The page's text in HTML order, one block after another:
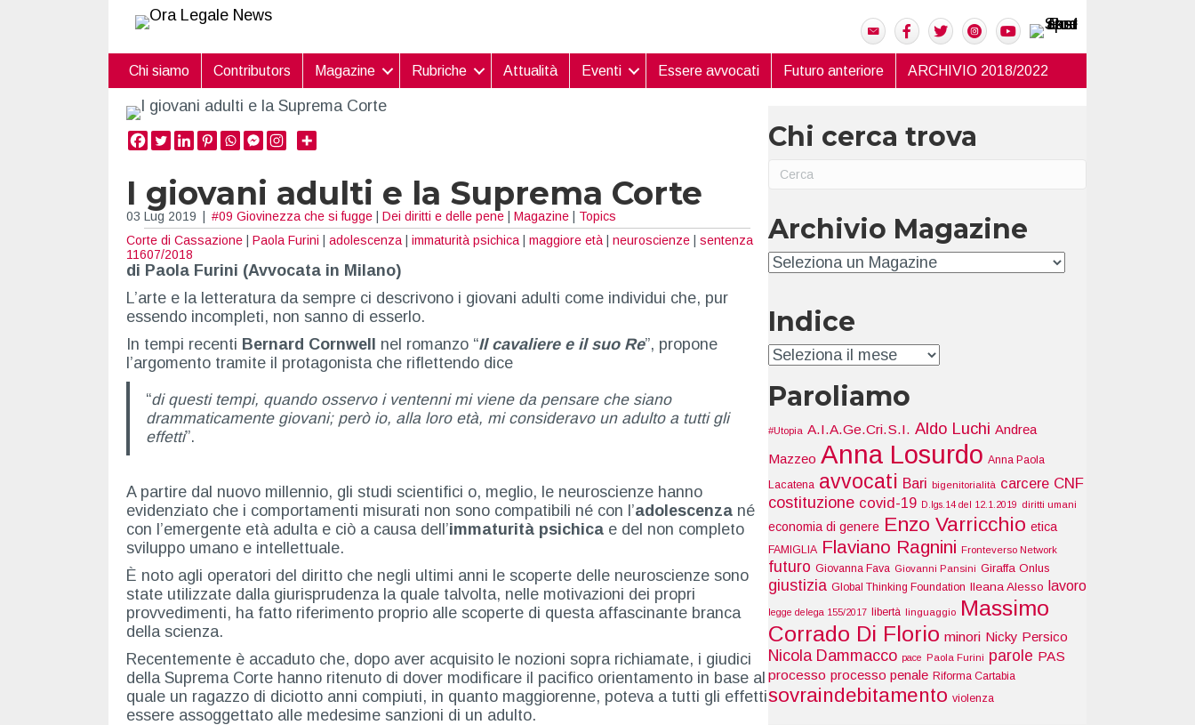
Chi siamo Contributors Magazine Rubriche Attualità Eventi Essere avvocati Futuro anteriore ARCHIVIO 2018/2022
I giovani adulti e la Suprema Corte
03 Lug 2019 #09 Giovinezza che si fugge Dei diritti e delle pene Magazine
Topics
Corte di Cassazione
Paola Furini adolescenza| immaturità psichica| maggiore età| neuroscienze
sentenza
11607/2018
di Paola Furini (Avvocata in Milano)
L’arte e la letteratura da sempre ci descrivono i giovani adulti come individui che, pur
essendo incompleti, non sanno di esserlo.
In tempi recenti Bernard Cornwell nel romanzo “Il cavaliere e il suo Re”, propone
l’argomento tramite il protagonista che riflettendo dice
“di questi tempi, quando osservo i ventenni mi viene da pensare che siano
drammaticamente giovani; però io, alla loro età, mi consideravo un adulto a tutti gli
effetti”.
A partire dal nuovo millennio, gli studi scientifici o, meglio, le neuroscienze hanno
evidenziato che i comportamenti misurati non sono compatibili né con l’adolescenza né
con l’emergente età adulta e ciò a causa dell’immaturità psichica e del non completo
sviluppo umano e intellettuale.
È noto agli operatori del diritto che negli ultimi anni le scoperte delle neuroscienze sono
state utilizzate dalla giurisprudenza la quale talvolta, nelle motivazioni dei propri
provvedimenti, ha fatto riferimento proprio alle scoperte di questa affascinante branca
della scienza.
Recentemente è accaduto che, dopo aver acquisito le nozioni sopra richiamate, i giudici
della Suprema Corte hanno ritenuto di dover modificare il pacifico orientamento in base al
quale un ragazzo di diciotto anni compiuti, in quanto maggiorenne, poteva a tutti gli effetti
essere assoggettato alle medesime sanzioni di un adulto.
Chi cerca trova
Archivio Magazine
Archivio
Indice
Indice
Paroliamo
#Utopia A.I.A.Ge.Cri.S.I. Aldo Luchi Andrea
Mazzeo Anna Losurdo Anna Paola
Lacatena avvocati Bari bigenitorialità carcere CNF
costituzione covid-19 D.lgs.14 del 12.1.2019 diritti umani
economia di genere Enzo Varricchio etica
FAMIGLIA Flaviano Ragnini Fronteverso Network
futuro Giovanna Fava Giovanni Pansini Giraffa Onlus
giustizia Global Thinking Foundation Ileana Alesso lavoro
legge delega 155/2017 libertà linguaggio Massimo
Corrado Di Florio minori Nicky Persico
Nicola Dammacco pace Paola Furini parole PAS
processo processo penale Riforma Cartabia
sovraindebitamento violenza